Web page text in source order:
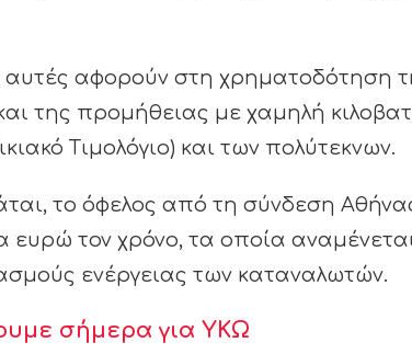
αυτές αφορούν στη χρηματοδότηση
της προμήθειας με χαμηλή
Τιμολόγιο) και των πολύτεκνων.
το όφελος από τη σύνδεση
ευρώ τον χρόνο, τα οποία
ενέργειας των καταναλωτών.
σήμερα για ΥΚΩ